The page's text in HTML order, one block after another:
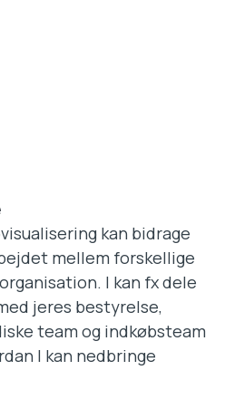
kan bidrage
mellem forskellige
I kan fx dele
jeres bestyrelse,
team og indkøbsteam
I kan nedbringe